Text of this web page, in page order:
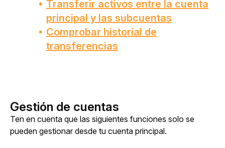
Transferir activos entre la cuenta
principal y las subcuentas
Comprobar historial de
transferencias
Gestión de cuentas
Ten en cuenta que las siguientes funciones solo se
pueden gestionar desde tu cuenta principal.